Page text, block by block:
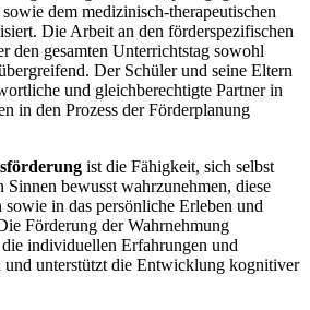
dem medizinisch-therapeutischen
Die Arbeit an den förderspezifischen
den gesamten Unterrichtstag sowohl
Der Schüler und seine Eltern
und gleichberechtigte Partner in
in den Prozess der Förderplanung
ist die Fähigkeit, sich selbst
bewusst wahrzunehmen, diese
in das persönliche Erleben und
Förderung der Wahrnehmung
individuellen Erfahrungen und
unterstützt die Entwicklung kognitiver